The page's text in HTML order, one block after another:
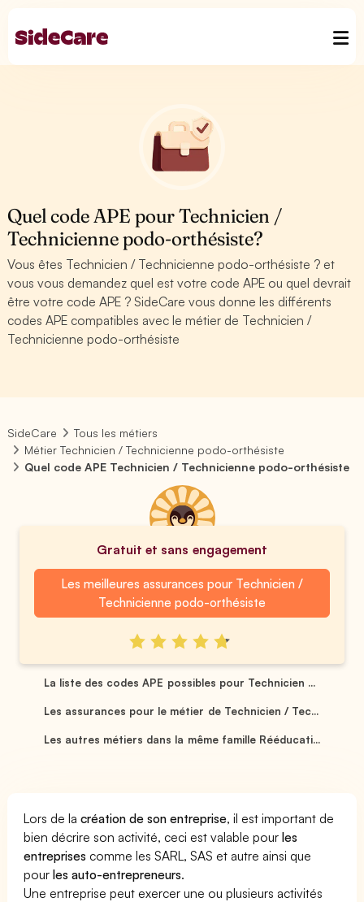
Quel code APE pour Technicien /
Technicienne podo-orthésiste?
Vous êtes Technicien / Technicienne podo-orthésiste ? et
vous vous demandez quel est votre code APE ou quel devrait
être votre code APE ? SideCare vous donne les différents
codes APE compatibles avec le métier de Technicien /
Technicienne podo-orthésiste
SideCare
Tous les métiers
Métier Technicien / Technicienne podo-orthésiste
Quel code APE Technicien / Technicienne podo-orthésiste
Gratuit et sans engagement
Les meilleures assurances pour Technicien /
Technicienne podo-orthésiste
La liste des codes APE possibles pour Technicien ...
Les assurances pour le métier de Technicien / Tec...
Les autres métiers dans la même famille Rééducati...
Lors de lacréation de son entreprise, il est important de
bien décrire son activité, ceci est valable pourles
entreprises comme les SARL, SAS et autre ainsi que
pourles auto-entrepreneurs.
Une entreprise peut exercer une ou plusieurs activités